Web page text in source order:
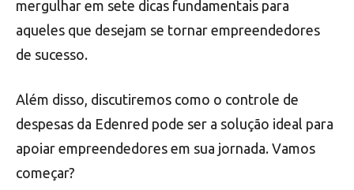
mergulhar em sete dicas fundamentais para
aqueles que desejam se tornar empreendedores
de sucesso.
Além disso, discutiremos como o controle de
despesas da Edenred pode ser a solução ideal para
apoiar empreendedores em sua jornada. Vamos
começar?